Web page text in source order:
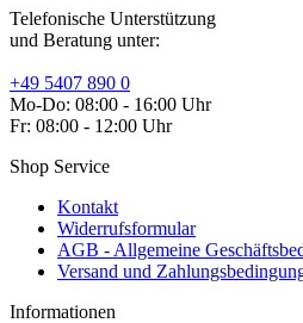
Telefonische Unterstützung
und Beratung unter:
+49 5407 890 0
Mo-Do: 08:00 - 16:00 Uhr
Fr: 08:00 - 12:00 Uhr
Shop Service
Kontakt
Widerrufsformular
AGB - Allgemeine
Versand und
Informationen